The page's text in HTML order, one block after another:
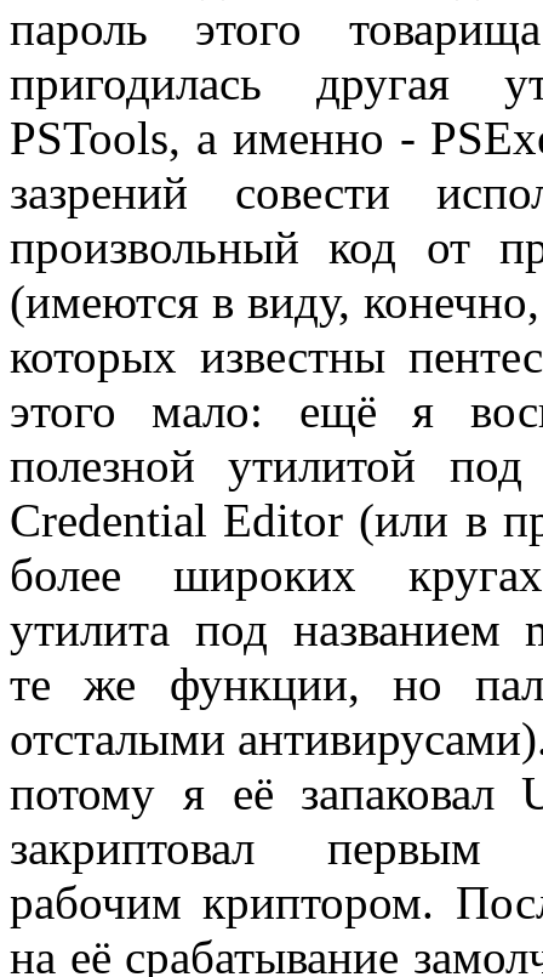
пароль этого
пригодилась другая
PSTools, а именно -
зазрений совести
произвольный код от
(имеются в виду,
которых известны
этого мало: ещё я
полезной утилитой
Credential Editor (или в
более широких
утилита под названием
те же функции, но
отсталыми
потому я её запаковал
закриптовал
рабочим криптором.
на её срабатывание